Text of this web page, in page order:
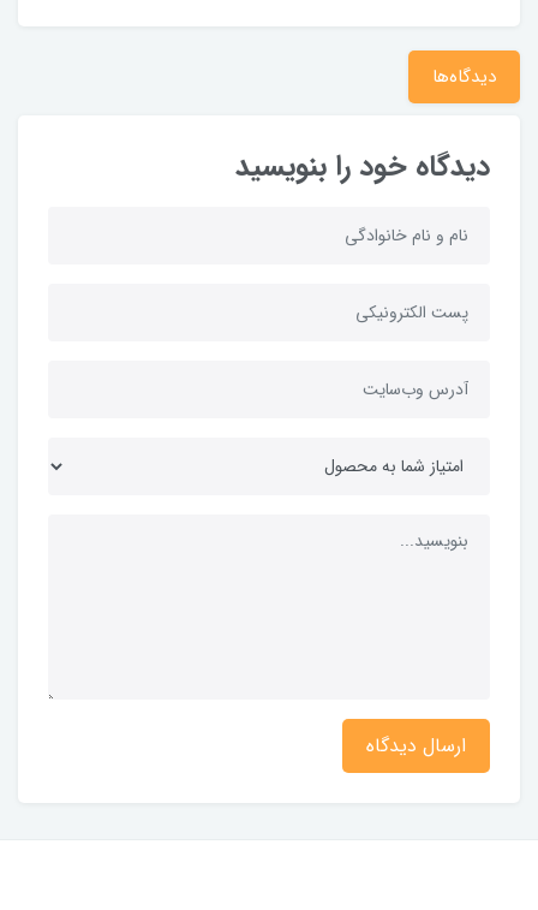
دیدگاه‌ها
دیدگاه خود را بنویسید
ارسال دیدگاه